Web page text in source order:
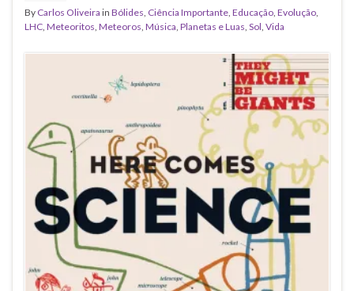
By Carlos Oliveira in Bólides Ciência Importante Educação Evolução
LHC Meteoritos Meteoros Música Planetas e Luas Sol Vida